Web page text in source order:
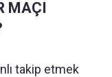
MAÇI
takip etmek